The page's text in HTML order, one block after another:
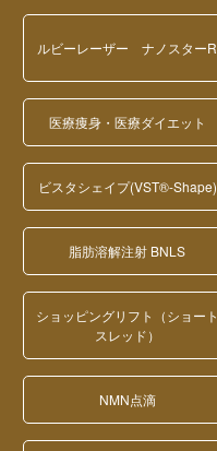
ルビーレーザー ナノスターR
医療痩身・医療ダイエット
ビスタシェイプ(VST®-Shape)
脂肪溶解注射 BNLS
ショッピングリフト（ショート
スレッド）
NMN点滴